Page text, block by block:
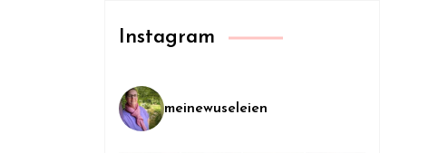
Instagram
meinewuseleien